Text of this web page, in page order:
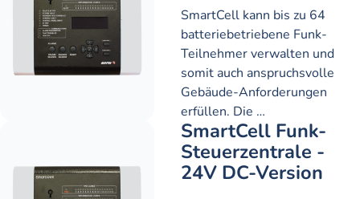
SmartCell kann bis zu 64
batteriebetriebene Funk-
Teilnehmer verwalten und
somit auch anspruchsvolle
Gebäude-Anforderungen
erfüllen. Die …
SmartCell Funk-
Steuerzentrale -
24V DC-Version